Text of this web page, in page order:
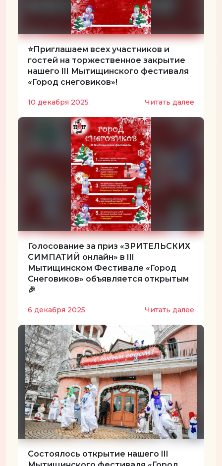
⭐️Приглашаем всех участников и
гостей на торжественное закрытие
нашего III Мытищинского фестиваля
«Город снеговиков»!
10 декабря 2025 Читать далее
Голосование за приз «ЗРИТЕЛЬСКИХ
СИМПАТИЙ онлайн» в III
Мытищинском Фестивале «Город
Снеговиков» объявляется открытым
🎉
6 декабря 2025 Читать далее
Состоялось открытие нашего III